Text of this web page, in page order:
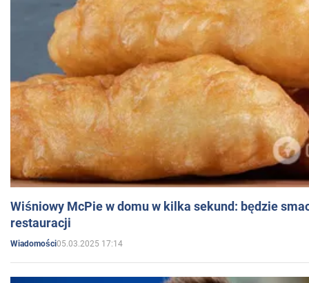
Wiśniowy McPie w domu w kilka sekund: będzie
restauracji
Wiadomości05.03.2025 17:14